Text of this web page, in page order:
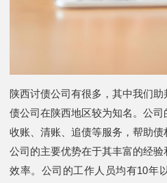
陕西讨债公司有很多，其中我们
债公司在陕西地区较为知名。公司
收账、清账、追债等服务，帮助
公司的主要优势在于其丰富的经
效率。公司的工作人员均有10年